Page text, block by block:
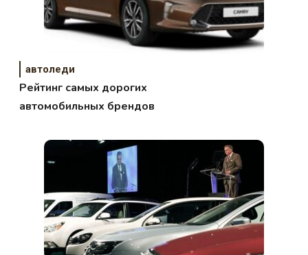
автоледи
Рейтинг самых дорогих
автомобильных брендов